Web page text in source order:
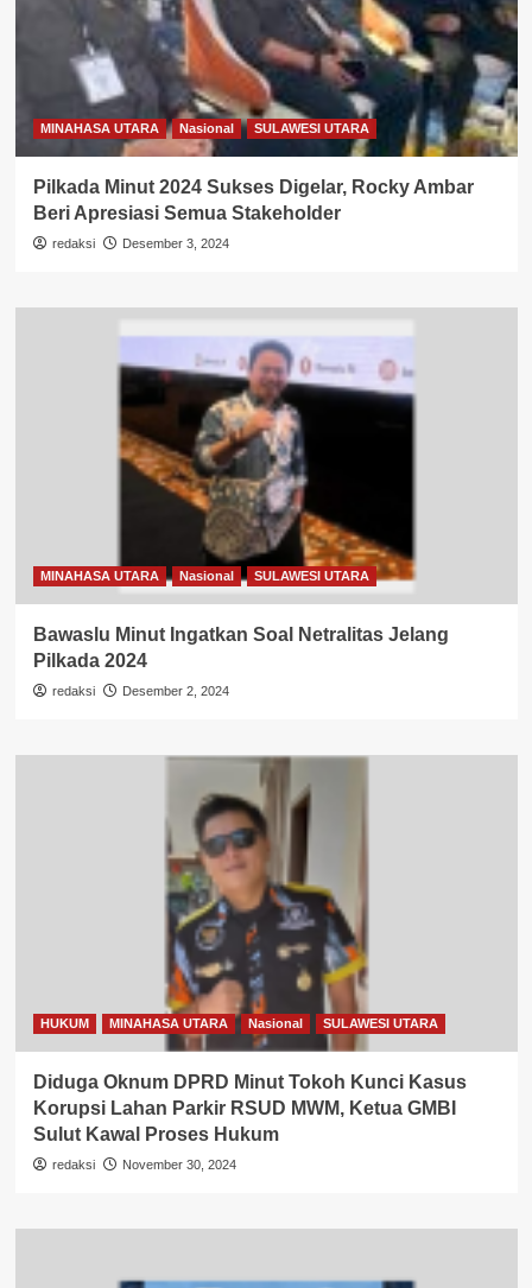
MINAHASA UTARA Nasional SULAWESI UTARA
Pilkada Minut 2024 Sukses Digelar, Rocky Ambar
Beri Apresiasi Semua Stakeholder
redaksi Desember 3, 2024
MINAHASA UTARA Nasional SULAWESI UTARA
Bawaslu Minut Ingatkan Soal Netralitas Jelang
Pilkada 2024
redaksi Desember 2, 2024
HUKUM MINAHASA UTARA Nasional SULAWESI UTARA
Diduga Oknum DPRD Minut Tokoh Kunci Kasus
Korupsi Lahan Parkir RSUD MWM, Ketua GMBI
Sulut Kawal Proses Hukum
redaksi November 30, 2024